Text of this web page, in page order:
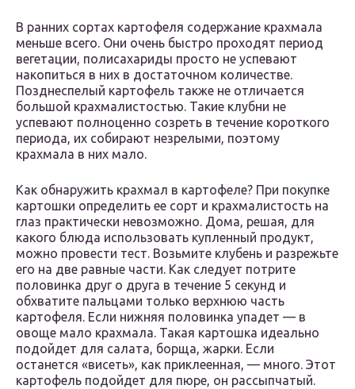
В ранних сортах картофеля содержание крахмала
меньше всего. Они очень быстро проходят период
вегетации, полисахариды просто не успевают
накопиться в них в достаточном количестве.
Позднеспелый картофель также не отличается
большой крахмалистостью. Такие клубни не
успевают полноценно созреть в течение короткого
периода, их собирают незрелыми, поэтому
крахмала в них мало.
Как обнаружить крахмал в картофеле? При покупке
картошки определить ее сорт и крахмалистость на
глаз практически невозможно. Дома, решая, для
какого блюда использовать купленный продукт,
можно провести тест. Возьмите клубень и разрежьте
его на две равные части. Как следует потрите
половинка друг о друга в течение 5 секунд и
обхватите пальцами только верхнюю часть
картофеля. Если нижняя половинка упадет — в
овоще мало крахмала. Такая картошка идеально
подойдет для салата, борща, жарки. Если
останется «висеть», как приклеенная, — много. Этот
картофель подойдет для пюре, он рассыпчатый.